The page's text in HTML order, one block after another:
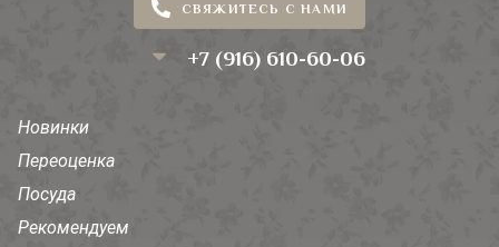
СВЯЖИТЕСЬ С НАМИ
+7 (916) 610-60-06
Новинки
Переоценка
Посуда
Рекомендуем